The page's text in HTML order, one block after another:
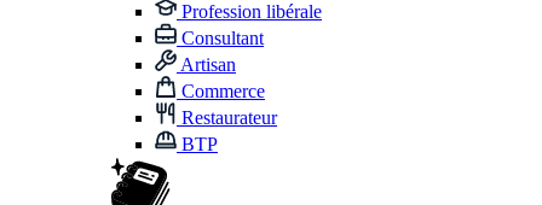
Profession libérale
Consultant
Artisan
Commerce
Restaurateur
BTP